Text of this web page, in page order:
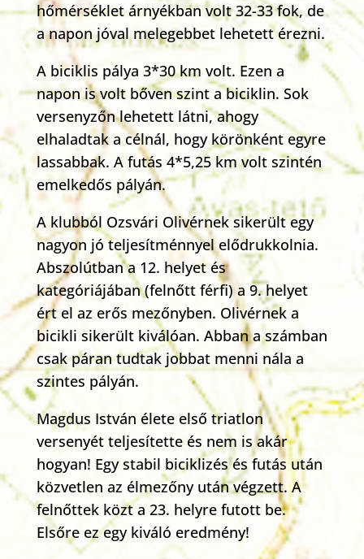
hőmérséklet árnyékban volt 32-33 fok, de
a napon jóval melegebbet lehetett érezni.
A biciklis pálya 3*30 km volt. Ezen a
napon is volt bőven szint a biciklin. Sok
versenyzőn lehetett látni, ahogy
elhaladtak a célnál, hogy körönként egyre
lassabbak. A futás 4*5,25 km volt szintén
emelkedős pályán.
A klubból Ozsvári Olivérnek sikerült egy
nagyon jó teljesítménnyel elődrukkolnia.
Abszolútban a 12. helyet és
kategóriájában (felnőtt férfi) a 9. helyet
ért el az erős mezőnyben. Olivérnek a
bicikli sikerült kiválóan. Abban a számban
csak páran tudtak jobbat menni nála a
szintes pályán.
Magdus István élete első triatlon
versenyét teljesítette és nem is akár
hogyan! Egy stabil biciklizés és futás után
közvetlen az élmezőny után végzett. A
felnőttek közt a 23. helyre futott be.
Elsőre ez egy kiváló eredmény!